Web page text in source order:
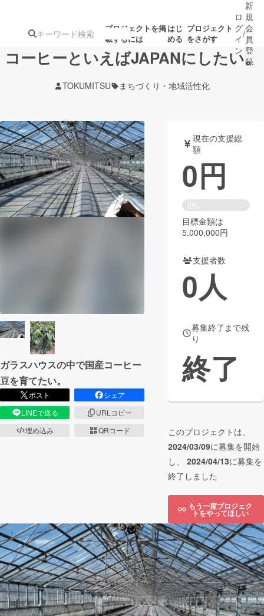
プロジェクトを掲
載するには
はじ
める
プロジェクト
をさがす
アート・写真
テクノロジー・ガジェット ゲーム・サ
書籍・雑誌
チャレンジ
CAMPFIRE for Social Good
CAMPFIRE Creation
CAMPFIREふるさと納税
コミュニティ
ロ
グ
イ
ン
/
新
規
会
員
登
録
コーヒーといえばJAPANにしたい。
TOKUMITSU まちづくり・地域活性化
ガラスハウスの中で国産コーヒー
豆を育てたい。
ポスト
シェア
LINEで送る
URLコピー
埋め込み
QRコード
現在の支援総
額
0円
0%
目標金額は
5,000,000円
支援者数
0人
募集終了まで残
り
終了
このプロジェクトは、
2024/03/09に募集を開始
し、 2024/04/13に募集を
終了しました
もう一度プロジェク
トをやってほしい